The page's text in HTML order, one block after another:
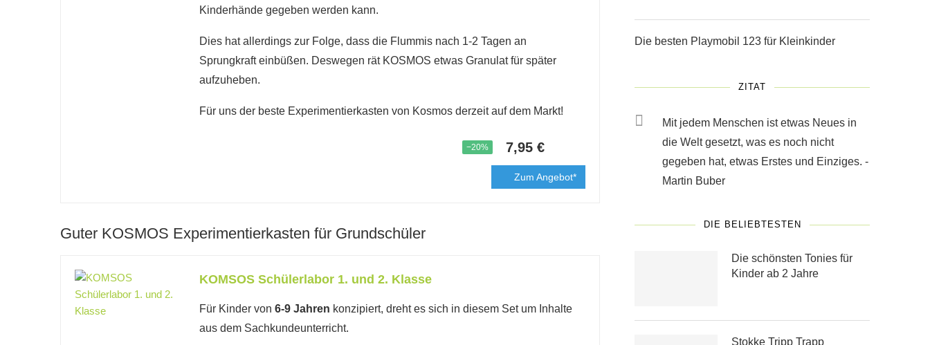
Kinderhände gegeben werden kann.
Dies hat allerdings zur Folge, dass die Flummis nach 1-2 Tagen an
Sprungkraft einbüßen. Deswegen rät KOSMOS etwas Granulat für später
aufzuheben.
Für uns der beste Experimentierkasten von Kosmos derzeit auf dem Markt!
−20% 7,95 €
Zum Angebot*
Guter KOSMOS Experimentierkasten für Grundschüler
KOMSOS Schülerlabor 1. und 2. Klasse
Für Kinder von 6-9 Jahren konzipiert, dreht es sich in diesem Set um Inhalte
aus dem Sachkundeunterricht.
Die besten Playmobil 123 für Kleinkinder
ZITAT
Mit jedem Menschen ist etwas Neues in
die Welt gesetzt, was es noch nicht
gegeben hat, etwas Erstes und Einziges. -
Martin Buber
DIE BELIEBTESTEN
Die schönsten Tonies für
Kinder ab 2 Jahre
Stokke Tripp Trapp